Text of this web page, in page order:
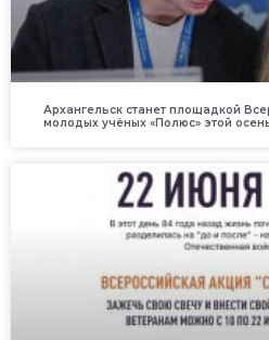
Архангельск станет площадкой
молодых учёных «Полюс» этой